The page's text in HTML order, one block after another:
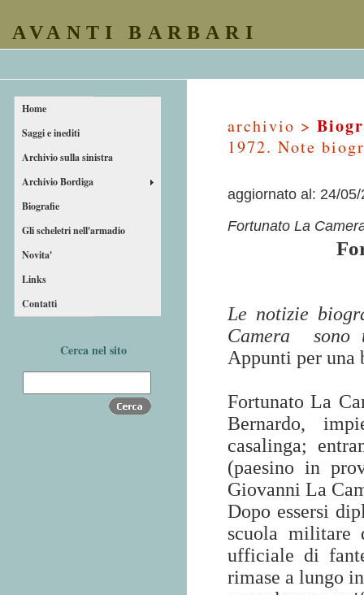
AVANTI BARBARI
Home
Saggi e inediti
Archivio sulla sinistra
Archivio Bordiga
Biografie
Gli scheletri nell'armadio
Novita'
Links
Contatti
Cerca nel sito
archivio >
1972. Note
aggiornato al: 24/05/
Fortunato La
Le notizie
Camera
Appunti per una
Fortunato La
Bernardo,
casalinga;
(paesino in
Giovanni La
Dopo essersi
scuola militare
ufficiale di
rimase a lungo